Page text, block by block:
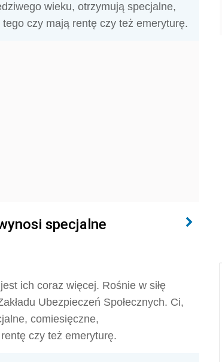
wieku, otrzymują specjalne,
czy mają rentę czy też emeryturę.
specjalne
ich coraz więcej. Rośnie w siłę
Ubezpieczeń Społecznych. Ci,
comiesięczne,
czy też emeryturę.